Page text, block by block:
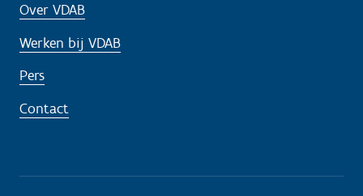
Over VDAB
Werken bij VDAB
Pers
Contact